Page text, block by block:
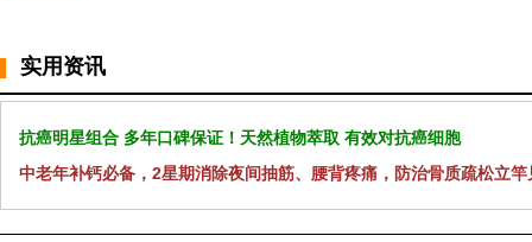
实用资讯
抗癌明星组合 多年口碑保证！天然植物萃取 有效对抗癌细胞
中老年补钙必备，2星期消除夜间抽筋、腰背疼痛，防治骨质疏松立竿